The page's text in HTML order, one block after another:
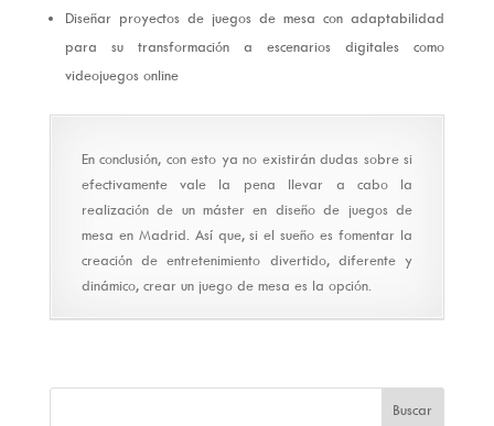
Diseñar proyectos de juegos de mesa con adaptabilidad
para su transformación a escenarios digitales como
videojuegos online
En conclusión, con esto ya no existirán dudas sobre si
efectivamente vale la pena llevar a cabo la
realización de un máster en diseño de juegos de
mesa en Madrid. Así que, si el sueño es fomentar la
creación de entretenimiento divertido, diferente y
dinámico, crear un juego de mesa es la opción.